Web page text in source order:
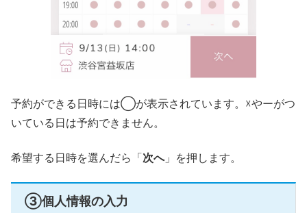
予約ができる日時には◯が表示されています。☓やーがつ
いている日は予約できません。
希望する日時を選んだら「次へ」を押します。
③個人情報の入力